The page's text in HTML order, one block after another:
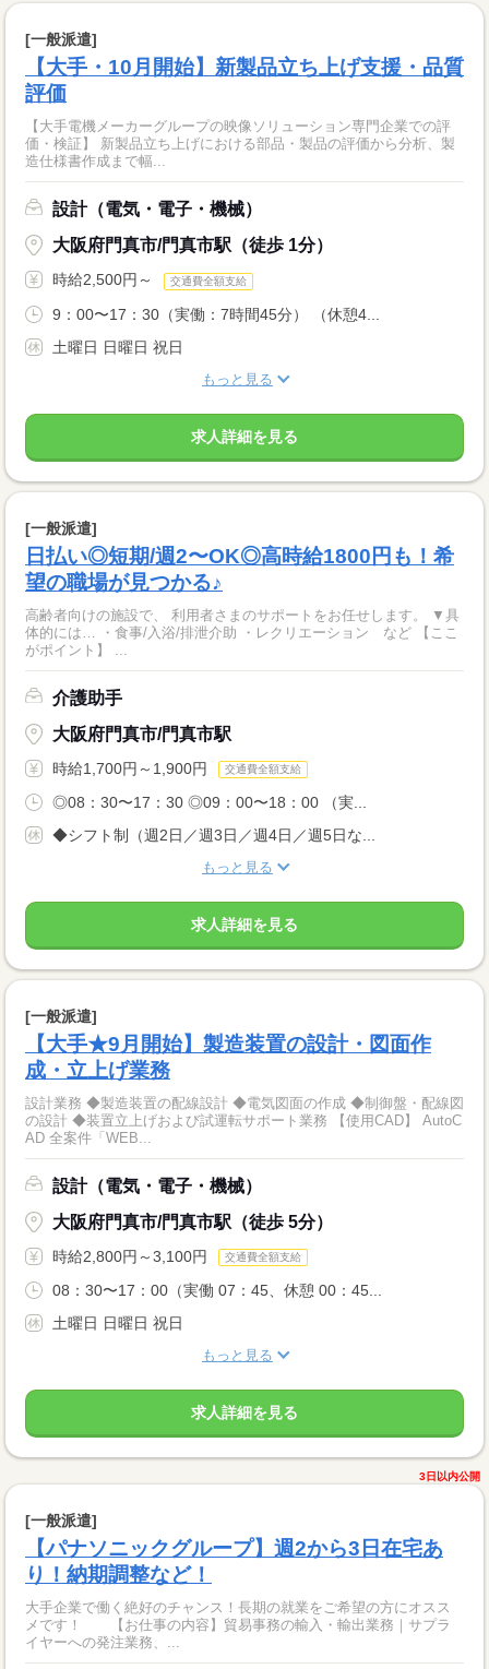
[一般派遣]
【大手・10月開始】新製品立ち上げ支援・品質
評価
【大手電機メーカーグループの映像ソリューション専門企業での評
価・検証】 新製品立ち上げにおける部品・製品の評価から分析、製
造仕様書作成まで幅...
設計（電気・電子・機械）
大阪府門真市/門真市駅（徒歩 1分）
時給2,500円～ 交通費全額支給
9：00〜17：30（実働：7時間45分） （休憩4...
土曜日 日曜日 祝日
もっと見る
求人詳細を見る
[一般派遣]
日払い◎短期/週2〜OK◎高時給1800円も！希
望の職場が見つかる♪
高齢者向けの施設で、 利用者さまのサポートをお任せします。 ▼具
体的には… ・食事/入浴/排泄介助 ・レクリエーション など 【ここ
がポイント】 ...
介護助手
大阪府門真市/門真市駅
時給1,700円～1,900円 交通費全額支給
◎08：30〜17：30 ◎09：00〜18：00 （実...
◆シフト制（週2日／週3日／週4日／週5日な...
もっと見る
求人詳細を見る
[一般派遣]
【大手★9月開始】製造装置の設計・図面作
成・立上げ業務
設計業務 ◆製造装置の配線設計 ◆電気図面の作成 ◆制御盤・配線図
の設計 ◆装置立上げおよび試運転サポート業務 【使用CAD】 AutoC
AD 全案件「WEB...
設計（電気・電子・機械）
大阪府門真市/門真市駅（徒歩 5分）
時給2,800円～3,100円 交通費全額支給
08：30〜17：00（実働 07：45、休憩 00：45...
土曜日 日曜日 祝日
もっと見る
求人詳細を見る
3日以内公開
[一般派遣]
【パナソニックグループ】週2から3日在宅あ
り！納期調整など！
大手企業で働く絶好のチャンス！長期の就業をご希望の方にオスス
メです！ 【お仕事の内容】貿易事務の輸入・輸出業務｜サプラ
イヤーへの発注業務、...